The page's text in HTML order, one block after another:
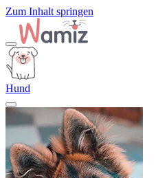
Zum Inhalt springen
Hund